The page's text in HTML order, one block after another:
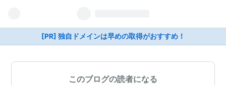
[PR] 独自ドメインは早めの取得がおすすめ！
このブログの読者になる